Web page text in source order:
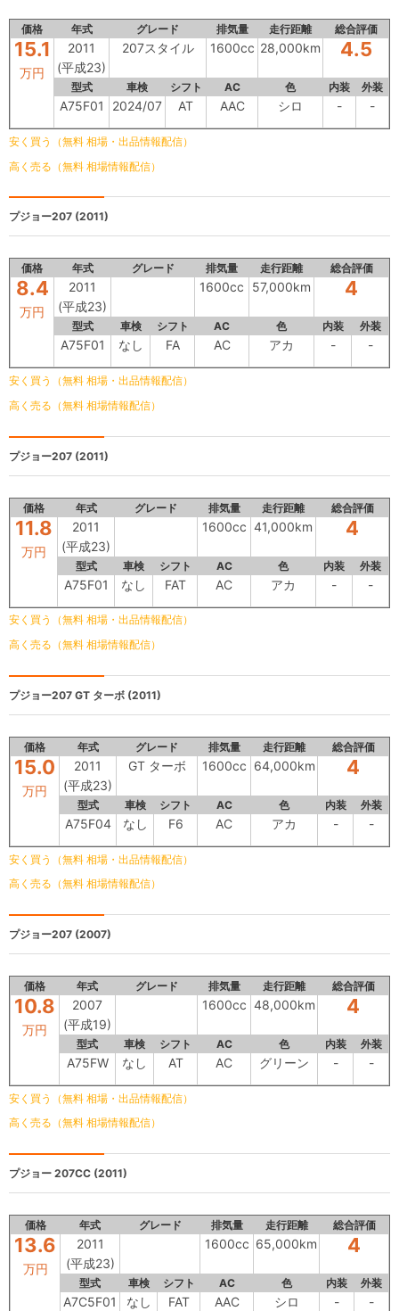
価格 年式 グレード 排気量 走行距離 総合評価
15.1
万円
2011
(平成23)
207スタイル 1600cc 28,000km 4.5
型式 車検 シフト AC 色 内装 外装
A75F01 2024/07 AT AAC シロ - -
安く買う（無料 相場・出品情報配信）
高く売る（無料 相場情報配信）
プジョー207 (2011)
価格 年式 グレード 排気量 走行距離 総合評価
8.4
万円
2011
(平成23)
1600cc 57,000km 4
型式 車検 シフト AC 色 内装 外装
A75F01 なし FA AC アカ - -
安く買う（無料 相場・出品情報配信）
高く売る（無料 相場情報配信）
プジョー207 (2011)
価格 年式 グレード 排気量 走行距離 総合評価
11.8
万円
2011
(平成23)
1600cc 41,000km 4
型式 車検 シフト AC 色 内装 外装
A75F01 なし FAT AC アカ - -
安く買う（無料 相場・出品情報配信）
高く売る（無料 相場情報配信）
プジョー207 GT ターボ (2011)
価格 年式 グレード 排気量 走行距離 総合評価
15.0
万円
2011
(平成23)
GT ターボ 1600cc 64,000km 4
型式 車検 シフト AC 色 内装 外装
A75F04 なし F6 AC アカ - -
安く買う（無料 相場・出品情報配信）
高く売る（無料 相場情報配信）
プジョー207 (2007)
価格 年式 グレード 排気量 走行距離 総合評価
10.8
万円
2007
(平成19)
1600cc 48,000km 4
型式 車検 シフト AC 色 内装 外装
A75FW なし AT AC グリーン - -
安く買う（無料 相場・出品情報配信）
高く売る（無料 相場情報配信）
プジョー 207CC (2011)
価格 年式 グレード 排気量 走行距離 総合評価
13.6
万円
2011
(平成23)
1600cc 65,000km 4
型式 車検 シフト AC 色 内装 外装
A7C5F01 なし FAT AAC シロ - -